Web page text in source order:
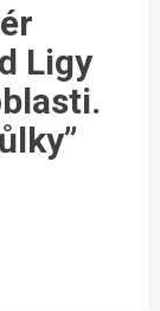
Ligy